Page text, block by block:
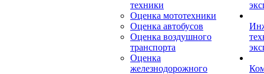
техники
Оценка мототехники
Оценка автобусов
Оценка воздушного
транспорта
Оценка
железнодорожного